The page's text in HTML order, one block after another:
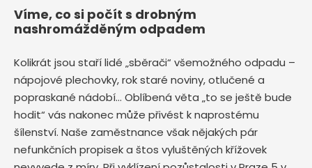
Víme, co si počít s drobným
nashromážděným odpadem
Kolikrát jsou staří lidé „sběrači“ všemožného odpadu –
nápojové plechovky, rok staré noviny, otlučené a
popraskané nádobí… Oblíbená věta „to se ještě bude
hodit“ vás nakonec může přivést k naprostému
šílenství. Naše zaměstnance však nějakých pár
nefunkčních propisek a štos vyluštěných křížovek